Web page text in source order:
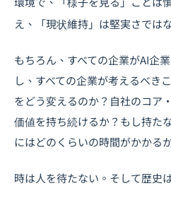
え、「現状維持」は堅実さでは
もちろん、すべての企業がAI企
し、すべての企業が考えるべき
をどう変えるのか？自社のコア
価値を持ち続けるか？もし持た
にはどのくらいの時間がかかる
時は人を待たない。そして歴史